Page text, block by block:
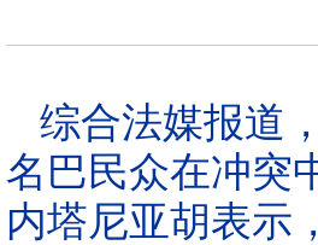
综合法媒报道
名巴民众在冲突
内塔尼亚胡表示